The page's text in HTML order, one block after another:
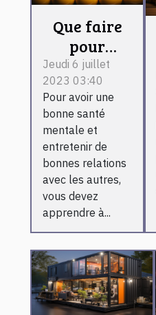
Que faire
pour
maîtriser
ses
émotions ?
Jeudi 6 juillet
2023 03:40
Pour avoir une
bonne santé
mentale et
entretenir de
bonnes relations
avec les autres,
vous devez
apprendre à...